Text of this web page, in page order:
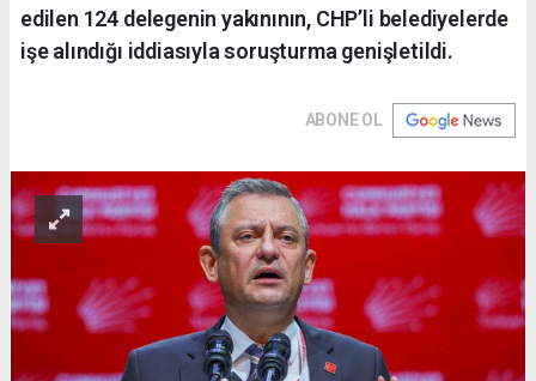
edilen 124 delegenin yakınının, CHP’li belediyelerde
işe alındığı iddiasıyla soruşturma genişletildi.
ABONE OL